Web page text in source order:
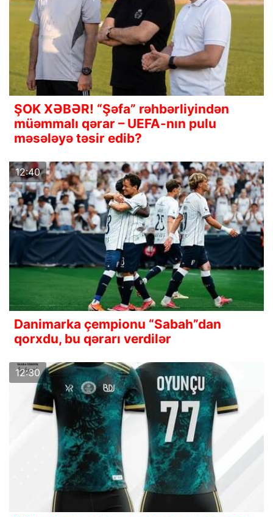
ŞOK XƏBƏR! “Şəfa” rəhbərliyindən
müəmmalı qərar – UEFA-nın pulu
məsələyə təsir edib?
12:40
Danimarka çempionu “Sabah”dan
qorxdu, bu qərarı verdilər
12:30